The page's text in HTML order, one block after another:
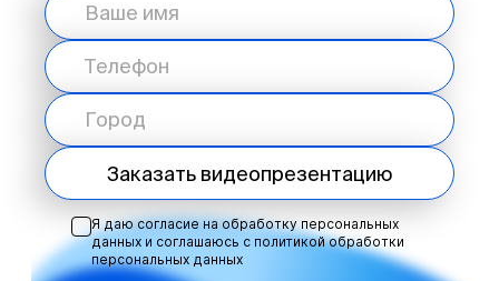
Заказать видеопрезентацию
Я даю согласие на обработку персональных
данных и соглашаюсь с политикой обработки
персональных данных